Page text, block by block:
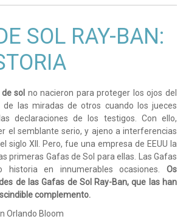
SOL RAY-BAN:
sol no nacieron para proteger los ojos del
las miradas de otros cuando los jueces
declaraciones de los testigos. Con ello,
el semblante serio, y ajeno a interferencias
siglo XII. Pero, fue una empresa de EEUU la
primeras Gafas de Sol para ellas. Las Gafas
en innumerables ocasiones. Os
de las Gafas de Sol Ray-Ban, que las han
complemento.
Orlando Bloom